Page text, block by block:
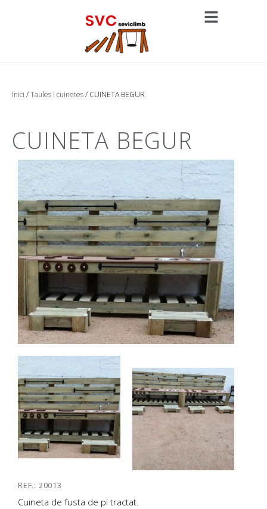
Inici /Taules i cuinetes/ CUINETA BEGUR
CUINETA BEGUR
REF.: 20013
Cuineta de fusta de pi tractat.